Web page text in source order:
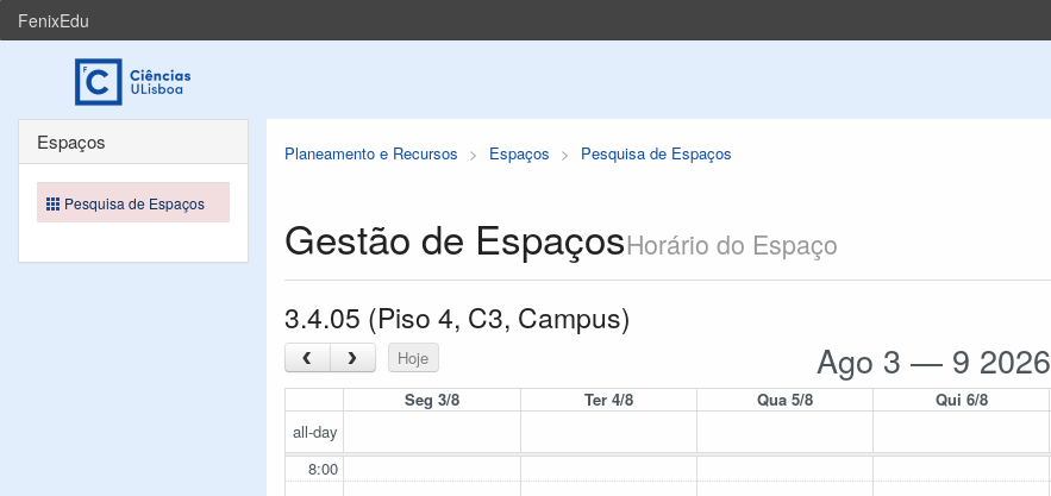
FenixEdu
Planeamento e Recursos Espaços Pesquisa de Espaços
Gestão de EspaçosHorário do Espaço
3.4.05 (Piso 4, C3, Campus)
‹ › Hoje Ago 3 — 9 2026
Seg 3/8
Ter 4/8 Qua 5/8 Qui 6/8
all-day
8:00
Espaços
Pesquisa de Espaços